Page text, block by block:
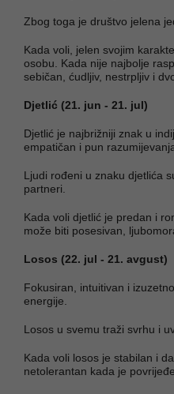
Zbog toga je društvo jelena
Kada voli, jelen svojim
osobu. Kada nije najbolje
sebičan, ćudljiv, nestrpljiv i
Djetlić (21. jun - 21. jul)
Djetlić je najbrižniji znak u
empatičan i pun
Ljudi rođeni u znaku djetlića
partneri.
Kada voli djetlić je predan i
može biti posesivan,
Losos (22. jul - 21. avgust)
Fokusiran, intuitivan i
energije.
Losos u svemu traži svrhu i
Kada voli losos je stabilan i
netolerantan kada je